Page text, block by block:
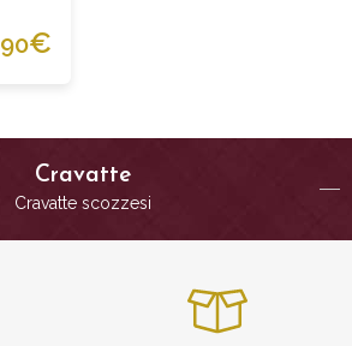
Cravatte
Cravatte scozzesi
90€